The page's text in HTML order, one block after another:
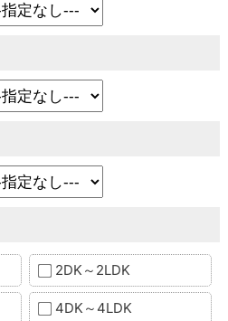
2DK～2LDK
4DK～4LDK